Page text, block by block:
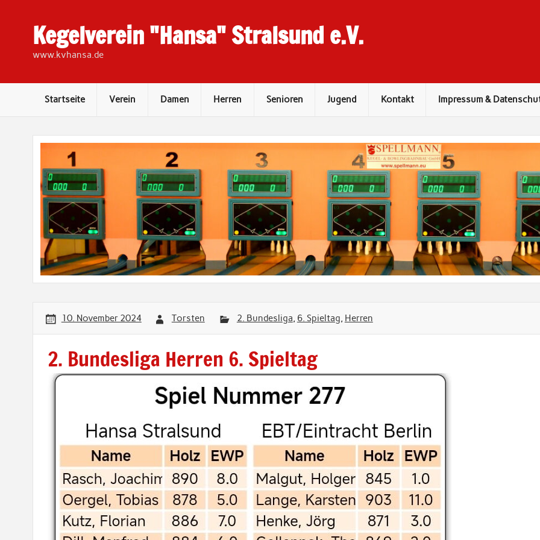
Kegelverein "Hansa" Stralsund e.V.
www.kvhansa.de
Startseite Verein Damen Herren Senioren Jugend Kontakt Impressum &
10. November 2024 Torsten 2. Bundesliga, 6. Spieltag, Herren
2. Bundesliga Herren 6. Spieltag